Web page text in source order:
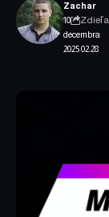
10.
decembra
2025 02:28
Zachar